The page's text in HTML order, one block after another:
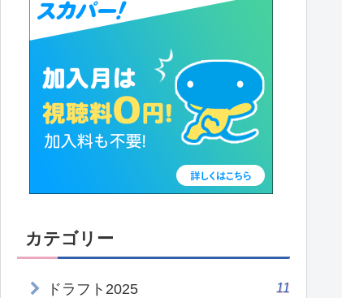
カテゴリー
ドラフト2025 11